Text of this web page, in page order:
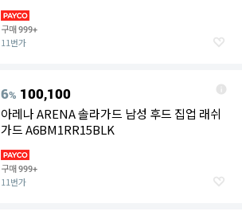
구매999+
11번가
6% 100,100
아레나 ARENA 솔라가드 남성 후드 집업 래쉬
가드 A6BM1RR15BLK
구매999+
11번가